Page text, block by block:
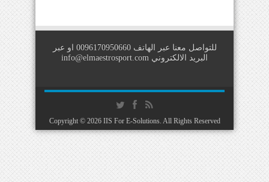
للتواصل معنا عبر الهاتف 0096170950660 او عبر
IIS For E-Solutions